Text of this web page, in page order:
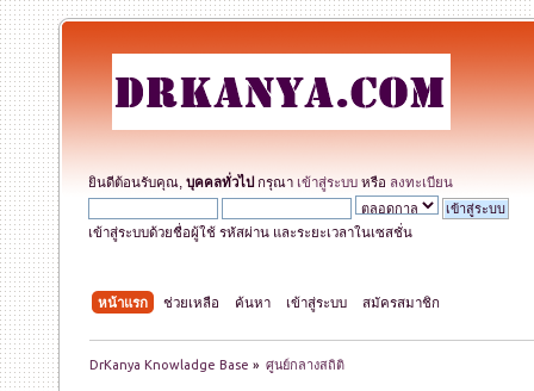
ยินดีต้อนรับคุณ, บุคคลทั่วไป กรุณา เข้าสู่ระบบ หรือ ลงทะเบียน
เข้าสู่ระบบด้วยชื่อผู้ใช้ รหัสผ่าน และระยะเวลาในเซสชั่น
หน้าแรก ช่วยเหลือ ค้นหา เข้าสู่ระบบ สมัครสมาชิก
DrKanya Knowladge Base » ศูนย์กลางสถิติ